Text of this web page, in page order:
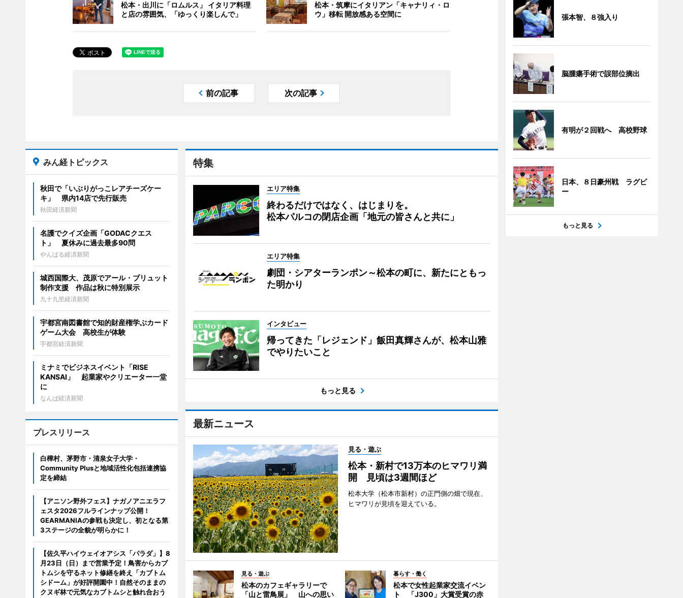
松本・出川に「ロムルス」 イタリア料理
と店の雰囲気、「ゆっくり楽しんで」
松本・筑摩にイタリアン「キャナリィ・ロ
ウ」移転 開放感ある空間に
前の記事 次の記事
特集
エリア特集
終わるだけではなく、はじまりを。
松本パルコの閉店企画「地元の皆さんと共に」
エリア特集
劇団・シアターランポン～松本の町に、新たにともっ
た明かり
インタビュー
帰ってきた「レジェンド」飯田真輝さんが、松本山雅
でやりたいこと
もっと見る
最新ニュース
見る・遊ぶ
松本・新村で13万本のヒマワリ満
開 見頃は3週間ほど
松本大学（松本市新村）の正門側の畑で現在、
ヒマワリが見頃を迎えている。
見る・遊ぶ
松本のカフェギャラリーで
「山と雷鳥展」 山への思い
暮らす・働く
松本で女性起業家交流イベン
ト 「J300」大賞受賞の赤
みん経トピックス
秋田で「いぶりがっこレアチーズケー
キ」 県内14店で先行販売
秋田経済新聞
名護でクイズ企画「GODACクエス
ト」 夏休みに過去最多90問
やんばる経済新聞
城西国際大、茂原でアール・ブリュット
制作支援 作品は秋に特別展示
九十九里経済新聞
宇都宮南図書館で知的財産権学ぶカード
ゲーム大会 高校生が体験
宇都宮経済新聞
ミナミでビジネスイベント「RISE
KANSAI」 起業家やクリエーター一堂
に
なんば経済新聞
プレスリリース
白樺村、茅野市・清泉女子大学・
Community Plusと地域活性化包括連携協
定を締結
【アニソン野外フェス】ナガノアニエラフ
ェスタ2026フルラインナップ公開！
GEARMANIAの参戦も決定し、初となる第
3ステージの全貌が明らかに！
【佐久平ハイウェイオアシス「パラダ」】8
月23日（日）まで営業予定！鳥害からカブ
トムシを守るネット修繕を終え「カブトム
シドーム」が好評開園中！自然そのままの
クヌギ林で元気なカブトムシと触れ合おう
張本智、８強入り
脳腫瘍手術で誤部位摘出
有明が２回戦へ 高校野球
日本、８日豪州戦 ラグビ
ー
もっと見る